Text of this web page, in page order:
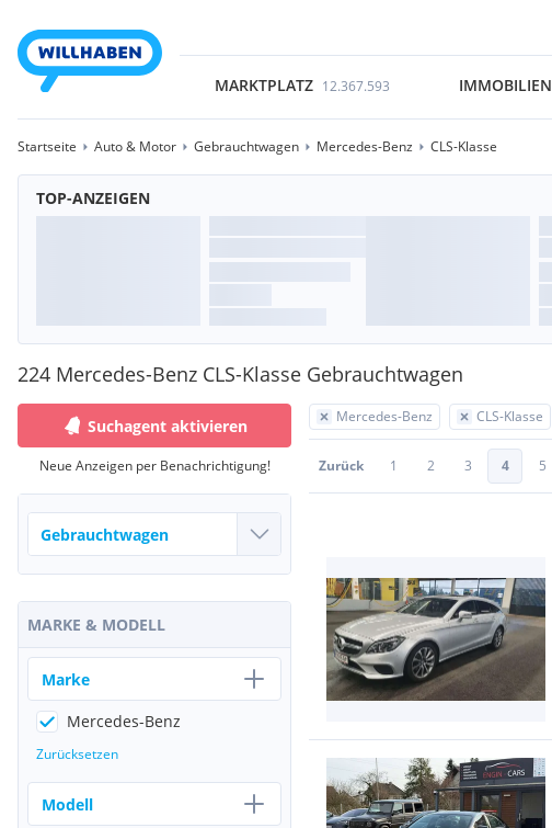
MARKTPLATZ 12.367.593 IMMOBILIEN
Startseite Auto & Motor Gebrauchtwagen Mercedes-Benz CLS-Klasse
TOP-ANZEIGEN
224 Mercedes-Benz CLS-Klasse Gebrauchtwagen
Mercedes-Benz CLS-Klasse
Zurück 1 2 3 4 5
Suchagent aktivieren
Neue Anzeigen per Benachrichtigung!
MARKE & MODELL
Marke
Mercedes-Benz
Zurücksetzen
Modell